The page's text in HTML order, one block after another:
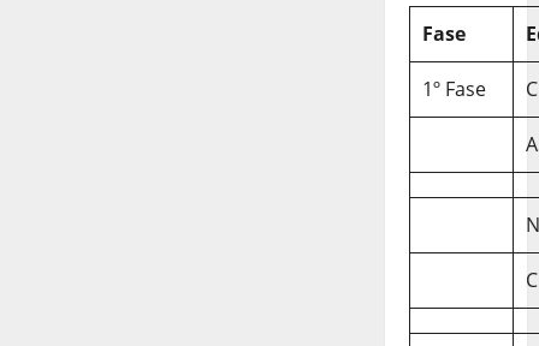
Fase
1º Fase